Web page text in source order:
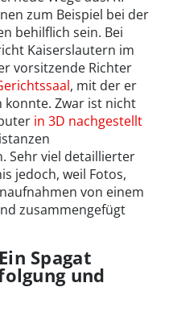
zum Beispiel bei der
behilflich sein. Bei
Kaiserslautern im
vorsitzende Richter
, mit der er
Zwar ist nicht
in 3D nachgestellt
Sehr viel detaillierter
jedoch, weil Fotos,
von einem
zusammengefügt
Spagat
und